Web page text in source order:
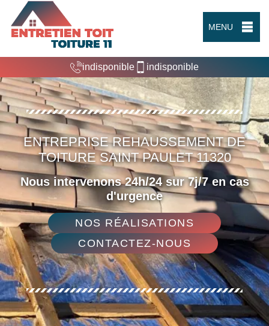
MENU
indisponible indisponible
ENTREPRISE REHAUSSEMENT DE
TOITURE SAINT PAULET 11320
Nous intervenons 24h/24 sur 7j/7 en cas
d'urgence
NOS RÉALISATIONS
CONTACTEZ-NOUS